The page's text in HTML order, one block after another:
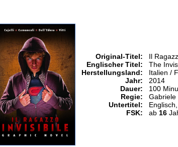
Original-Titel:
Englischer Titel:
Herstellungsland:
Jahr:
Dauer:
Regie:
Untertitel:
FSK:
Il
The
Italien /
2014
100
Gabriele
ab 16